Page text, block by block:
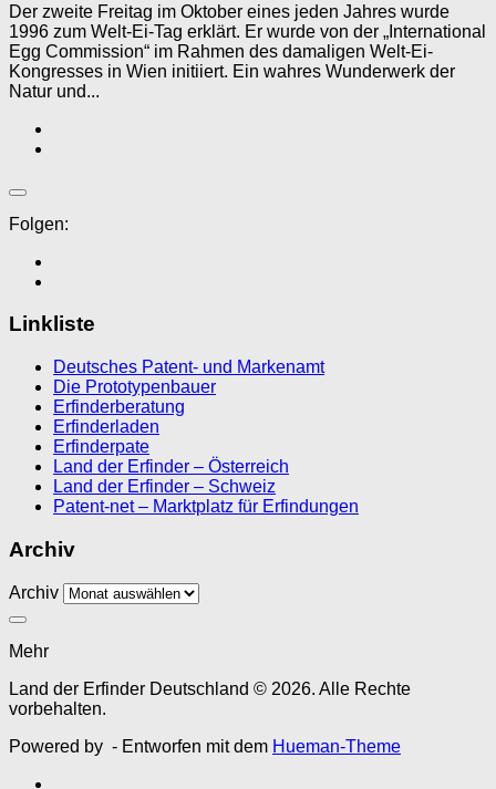
Der zweite Freitag im Oktober eines jeden Jahres wurde
1996 zum Welt-Ei-Tag erklärt. Er wurde von der „International
Egg Commission“ im Rahmen des damaligen Welt-Ei-
Kongresses in Wien initiiert. Ein wahres Wunderwerk der
Natur und...
Folgen:
Linkliste
Deutsches Patent- und Markenamt
Die Prototypenbauer
Erfinderberatung
Erfinderladen
Erfinderpate
Land der Erfinder – Österreich
Land der Erfinder – Schweiz
Patent-net – Marktplatz für Erfindungen
Archiv
Archiv
Mehr
Land der Erfinder Deutschland © 2026. Alle Rechte
vorbehalten.
Powered by - Entworfen mit dem Hueman-Theme